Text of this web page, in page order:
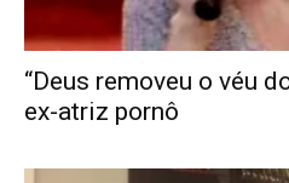
“Deus removeu o véu
ex-atriz pornô